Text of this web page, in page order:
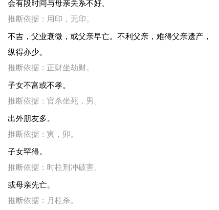
会有段时间与母亲关系不好。
推断依据：用印，无印。
不吉，父业衰微，或父亲早亡。不利父亲，难得父亲遗产，
纵得亦少。
推断依据：正财坐劫财。
子女不富或不孝。
推断依据：官杀坐死，男。
出外朋友多。
推断依据：寅，卯。
子女罕得。
推断依据：时柱刑冲破害。
或母亲先亡。
推断依据：月柱杀。